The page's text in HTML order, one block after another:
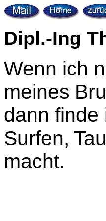
Dipl.-Ing
Wenn ich
meines
dann
Surfen,
macht.